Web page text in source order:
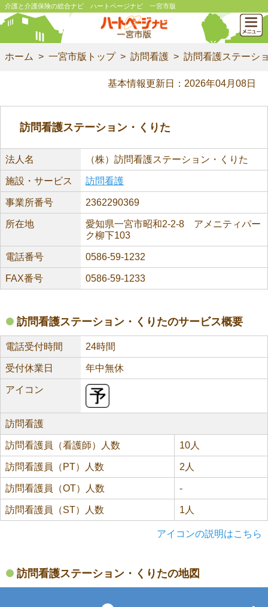
介護と介護保険の総合ナビ ハートページナビ 一宮市版
ホーム 一宮市版トップ 訪問看護 訪問看護ステーシ
基本情報更新日：2026年04月08日
訪問看護ステーション・くりた
法人名 （株）訪問看護ステーション・くりた
施設・サービス 訪問看護
事業所番号 2362290369
所在地
愛知県一宮市昭和2-2-8 アメニティパー
ク柳下103
電話番号 0586-59-1232
FAX番号 0586-59-1233
訪問看護ステーション・くりたのサービス概要
電話受付時間 24時間
受付休業日 年中無休
アイコン
訪問看護
訪問看護員（看護師）人数 10人
訪問看護員（PT）人数 2人
訪問看護員（OT）人数 -
訪問看護員（ST）人数 1人
アイコンの説明はこちら
訪問看護ステーション・くりたの地図